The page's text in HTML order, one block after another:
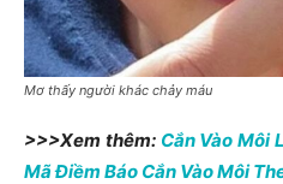
Mơ thấy người khác chảy máu
>>>Xem thêm: Cắn Vào Môi
Mã Điềm Báo Cắn Vào Môi